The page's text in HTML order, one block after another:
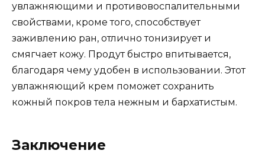
увлажняющими и противовоспалительными
свойствами, кроме того, способствует
заживлению ран, отлично тонизирует и
смягчает кожу. Продут быстро впитывается,
благодаря чему удобен в использовании. Этот
увлажняющий крем поможет сохранить
кожный покров тела нежным и бархатистым.
Заключение